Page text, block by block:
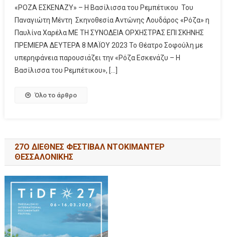
«ΡΟΖΑ ΕΣΚΕΝΑΖΥ» – Η Βασίλισσα του Ρεμπέτικου Του
Παναγιώτη Μέντη Σκηνοθεσία Αντώνης Λουδάρος «Ρόζα» η
Παυλίνα Χαρέλα ΜΕ ΤΗ ΣΥΝΟΔΕΙΑ ΟΡΧΗΣΤΡΑΣ ΕΠΙ ΣΚΗΝΗΣ
ΠΡΕΜΙΕΡΑ ΔΕΥΤΕΡΑ 8 ΜΑΪΟΥ 2023 Το Θέατρο Σοφούλη με
υπερηφάνεια παρουσιάζει την «Ρόζα Εσκενάζυ – Η
Βασίλισσα του Ρεμπέτικου», […]
Όλο το άρθρο
27Ο ΔΙΕΘΝΕΣ ΦΕΣΤΙΒΑΛ ΝΤΟΚΙΜΑΝΤΕΡ
ΘΕΣΣΑΛΟΝΙΚΗΣ